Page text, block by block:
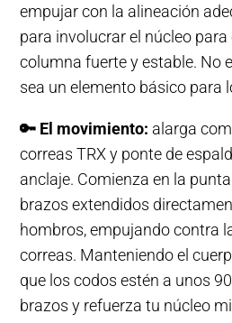
empujar con la alineación
para involucrar el núcleo
columna fuerte y estable. No
sea un elemento básico para
🔑 El movimiento: alarga
correas TRX y ponte de
anclaje. Comienza en la
brazos extendidos
hombros, empujando contra
correas. Manteniendo el
que los codos estén a unos
brazos y refuerza tu núcleo